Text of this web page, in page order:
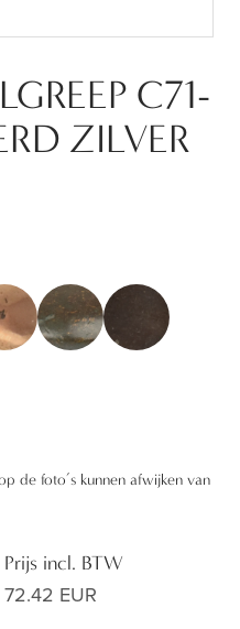
C71-
ZILVER
de foto’s kunnen afwijken van
Prijs incl. BTW
72.42 EUR